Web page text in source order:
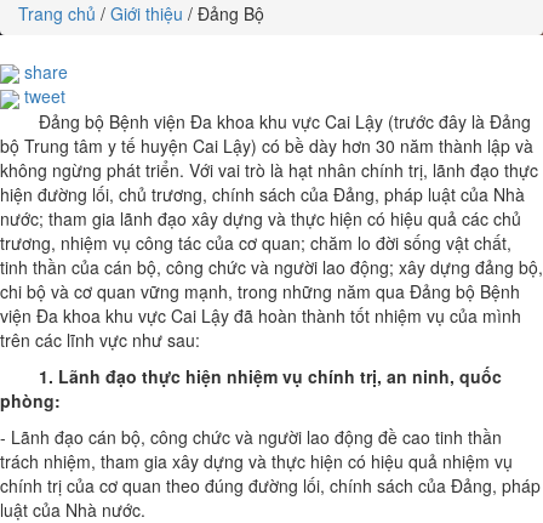
Trang chủ / Giới thiệu / Đảng Bộ
share
tweet
Đảng bộ Bệnh viện Đa khoa khu vực Cai Lậy (trước đây là Đảng
bộ Trung tâm y tế huyện Cai Lậy) có bề dày hơn 30 năm thành lập và
không ngừng phát triển. Với vai trò là hạt nhân chính trị, lãnh đạo thực
hiện đường lối, chủ trương, chính sách của Đảng, pháp luật của Nhà
nước; tham gia lãnh đạo xây dựng và thực hiện có hiệu quả các chủ
trương, nhiệm vụ công tác của cơ quan; chăm lo đời sống vật chất,
tinh thần của cán bộ, công chức và người lao động; xây dựng đảng bộ,
chi bộ và cơ quan vững mạnh, trong những năm qua Đảng bộ Bệnh
viện Đa khoa khu vực Cai Lậy đã hoàn thành tốt nhiệm vụ của mình
trên các lĩnh vực như sau:
1. Lãnh đạo thực hiện nhiệm vụ chính trị, an ninh, quốc
phòng:
- Lãnh đạo cán bộ, công chức và người lao động đề cao tinh thần
trách nhiệm, tham gia xây dựng và thực hiện có hiệu quả nhiệm vụ
chính trị của cơ quan theo đúng đường lối, chính sách của Đảng, pháp
luật của Nhà nước.